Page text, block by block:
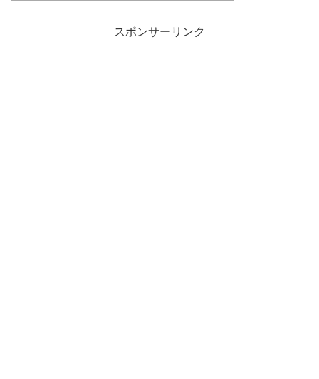
スポンサーリンク